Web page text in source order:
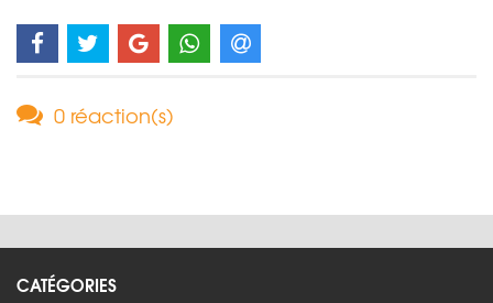
0 réaction(s)
CATÉGORIES